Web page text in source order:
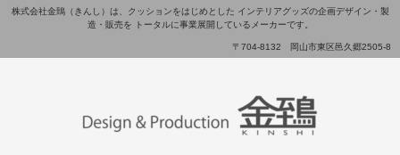
株式会社金鵄（きんし）は、クッションをはじめとした インテリアグッズの企画デザイン・製
造・販売を トータルに事業展開しているメーカーです。
〒704-8132 岡山市東区邑久郷2505-8